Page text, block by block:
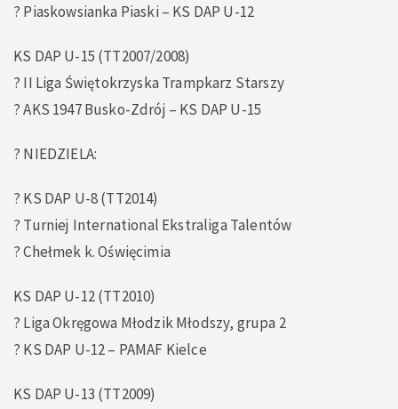
? Piaskowsianka Piaski – KS DAP U-12
KS DAP U-15 (TT2007/2008)
? II Liga Świętokrzyska Trampkarz Starszy
? AKS 1947 Busko-Zdrój – KS DAP U-15
? NIEDZIELA:
? KS DAP U-8 (TT2014)
? Turniej International Ekstraliga Talentów
? Chełmek k. Oświęcimia
KS DAP U-12 (TT2010)
? Liga Okręgowa Młodzik Młodszy, grupa 2
?️ KS DAP U-12 – PAMAF Kielce
KS DAP U-13 (TT2009)